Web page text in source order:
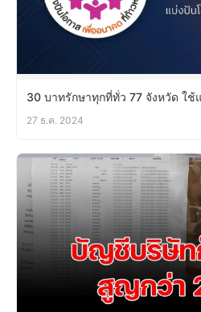
30 บาทรักษาทุกที่ทั่ว 77 จังหวัด ใ
27 ธ.ค. 2024